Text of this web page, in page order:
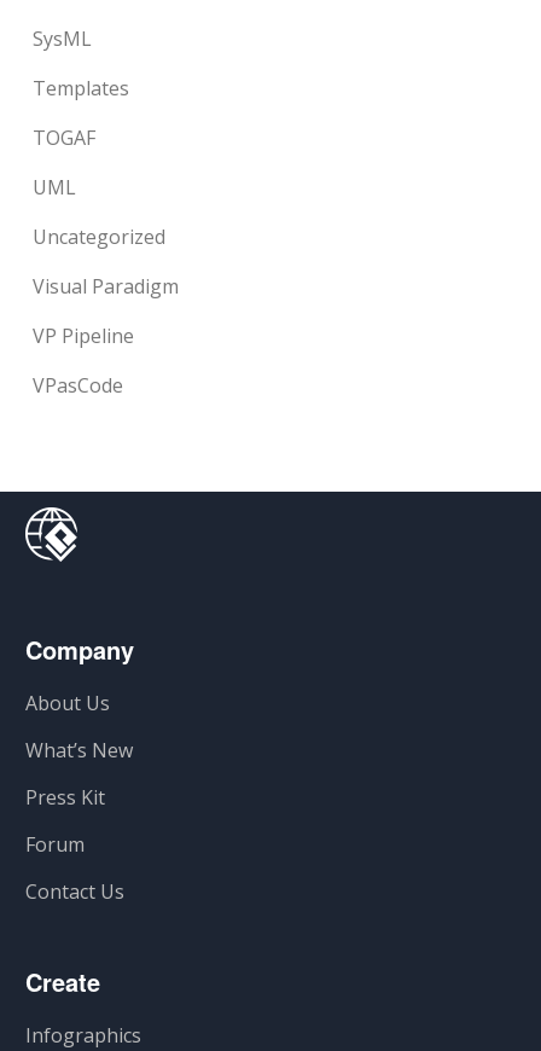
SysML
Templates
TOGAF
UML
Uncategorized
Visual Paradigm
VP Pipeline
VPasCode
Company
About Us
What’s New
Press Kit
Forum
Contact Us
Create
Infographics